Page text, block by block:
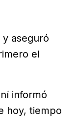
y aseguró
el
informó
hoy, tiempo